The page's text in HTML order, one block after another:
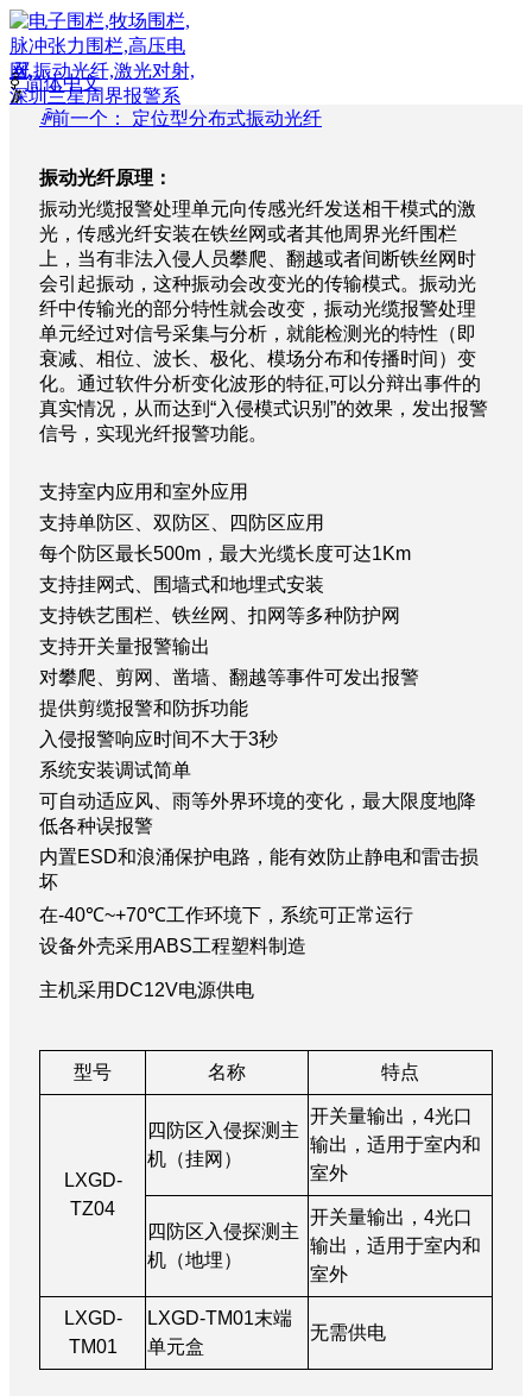
끀
ꁲ
页
周
界
产
品
解
决
方
案
服
务
支
成
功
案
例
关
于
兰
星
联
系
厂
家
ꀅ 简体中文
ꄴ前一个： 定位型分布式振动光纤
振动光纤原理：
振动光缆报警处理单元向传感光纤发送相干模式的激
光，传感光纤安装在铁丝网或者其他周界光纤围栏
上，当有非法入侵人员攀爬、翻越或者间断铁丝网时
会引起振动，这种振动会改变光的传输模式。振动光
纤中传输光的部分特性就会改变，振动光缆报警处理
单元经过对信号采集与分析，就能检测光的特性（即
衰减、相位、波长、极化、模场分布和传播时间）变
化。通过软件分析变化波形的特征,可以分辩出事件的
真实情况，从而达到 “入侵模式识别 ”的效果，发出报警
信号，实现光纤报警功能。
支持室内应用和室外应用
支持单防区、双防区
四防区应用
每个防区最长500m，最大光缆长度可达1Km
支持挂网式、围墙式和地埋式安装
支持铁艺围栏、铁丝网、扣网等多种防护网
支持开关量报警输出
对攀爬、剪网、凿墙、翻越等事件可发出报警
提供剪缆报警和防拆功能
入侵报警响应时间不大于3秒
系统安装调试简单
可自动适应风、雨等外界环境的变化，最大限度地降
低各种误报警
内置ESD和浪涌保护电路，能有效防止静电和雷击损
坏
在-40℃~+70℃工作环境下，系统可正常运行
设备外壳采用ABS工程塑料制造
主机采用DC12V电源供电
型号 名称 特点
LXGD-
TZ04
四防区入侵探测主
机（挂网）
开关量输出， 4光口
输出，适用于室内和
室外
四 防区入侵探测主
机（地埋）
开关量输出， 4光口
输出，适用于室内和
室外
LXGD-
TM01
LXGD-TM01末端
单元盒
无需供电